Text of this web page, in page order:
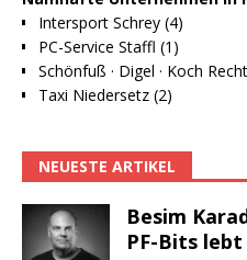
Intersport Schrey (4)
PC-Service Staffl (1)
Schönfuß · Digel · Koch
Taxi Niedersetz (2)
NEUESTE ARTIKEL
Besim
PF-Bits